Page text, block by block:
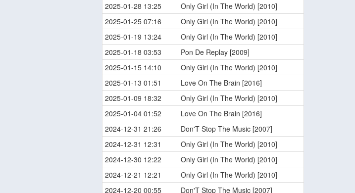
2025-01-28 13:25
Only Girl (In The World) [2010]
2025-01-25 07:16
Only Girl (In The World) [2010]
2025-01-19 13:24
Only Girl (In The World) [2010]
2025-01-18 03:53
Pon De Replay [2009]
2025-01-15 14:10
Only Girl (In The World) [2010]
2025-01-13 01:51
Love On The Brain [2016]
2025-01-09 18:32
Only Girl (In The World) [2010]
2025-01-04 01:52
Love On The Brain [2016]
2024-12-31 21:26
Don'T Stop The Music [2007]
2024-12-31 12:31
Only Girl (In The World) [2010]
2024-12-30 12:22
Only Girl (In The World) [2010]
2024-12-21 12:21
Only Girl (In The World) [2010]
2024-12-20 00:55
Don'T Stop The Music [2007]